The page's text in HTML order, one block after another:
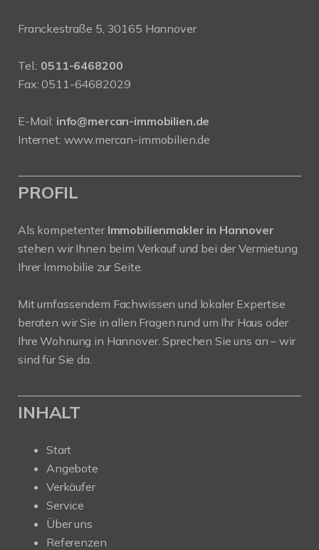
Franckestraße 5, 30165 Hannover
Tel.: 0511-6468200
Fax: 0511-64682029
E-Mail: info@mercan-immobilien.de
Internet: www.mercan-immobilien.de
PROFIL
Als kompetenter Immobilienmakler in Hannover
stehen wir Ihnen beim Verkauf und bei der Vermietung
Ihrer Immobilie zur Seite.
Mit umfassendem Fachwissen und lokaler Expertise
beraten wir Sie in allen Fragen rund um Ihr Haus oder
Ihre Wohnung in Hannover. Sprechen Sie uns an – wir
sind für Sie da.
INHALT
Start
Angebote
Verkäufer
Service
Über uns
Referenzen